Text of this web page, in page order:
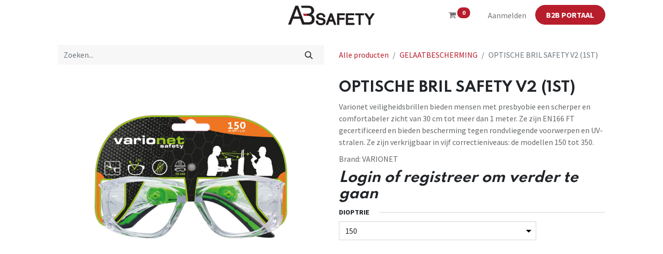
0 Aanmelden B2B PORTAAL
Winkel CE
Alle producten GELAATBESCHERMING OPTISCHE BRIL SAFETY V2 (1ST)
OPTISCHE BRIL SAFETY V2 (1ST)
Varionet veiligheidsbrillen bieden mensen met presbyobie een scherper en
comfortabeler zicht van 30 cm tot meer dan 1 meter. Ze zijn EN166 FT
gecertificeerd en bieden bescherming tegen rondvliegende voorwerpen en UV-
stralen. Ze zijn verkrijgbaar in vijf correctieniveaus: de modellen 150 tot 350.
Brand: VARIONET
Login of registreer om verder te
gaan
DIOPTRIE